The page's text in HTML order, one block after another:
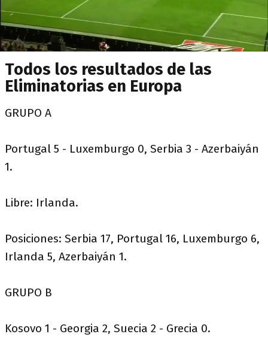
Todos los resultados de las
Eliminatorias en Europa
GRUPO A
Portugal 5 - Luxemburgo 0, Serbia 3 - Azerbaiyán
1.
Libre: Irlanda.
Posiciones: Serbia 17, Portugal 16, Luxemburgo 6,
Irlanda 5, Azerbaiyán 1.
GRUPO B
Kosovo 1 - Georgia 2, Suecia 2 - Grecia 0.